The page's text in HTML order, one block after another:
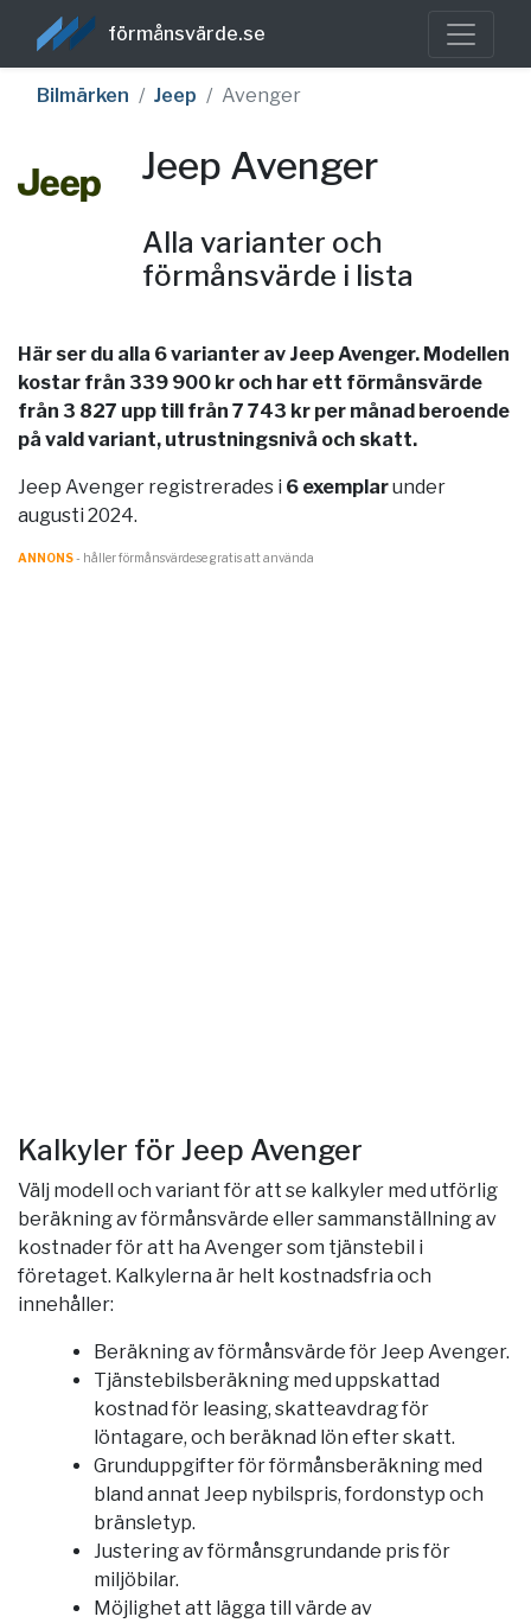
förmånsvärde.se
Bilmärken Jeep Avenger
Jeep Avenger
Alla varianter och
förmånsvärde i lista
Här ser du alla 6 varianter av Jeep Avenger. Modellen
kostar från 339 900 kr och har ett förmånsvärde
från 3 827 upp till från 7 743 kr per månad beroende
på vald variant, utrustningsnivå och skatt.
Jeep Avenger registrerades i 6 exemplarunder
augusti 2024.
ANNONS- håller förmånsvärde.se gratis att använda
Kalkyler för Jeep Avenger
Välj modell och variant för att se kalkyler med utförlig
beräkning av förmånsvärde eller sammanställning av
kostnader för att ha Avenger som tjänstebil i
företaget. Kalkylerna är helt kostnadsfria och
innehåller:
Beräkning av förmånsvärde för Jeep Avenger.
Tjänstebilsberäkning med uppskattad
kostnad för leasing, skatteavdrag för
löntagare, och beräknad lön efter skatt.
Grunduppgifter för förmånsberäkning med
bland annat Jeep nybilspris, fordonstyp och
bränsletyp.
Justering av förmånsgrundande pris för
miljöbilar.
Möjlighet att lägga till värde av